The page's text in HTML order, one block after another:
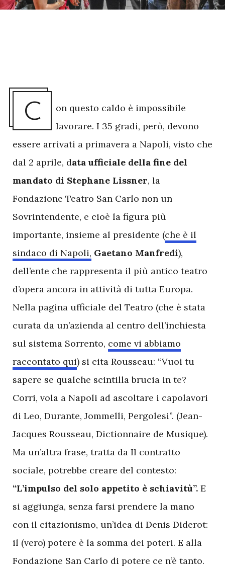
C
on questo caldo è impossibile
lavorare. I 35 gradi, però, devono
essere arrivati a primavera a Napoli, visto che
dal 2 aprile, data ufficiale della fine del
mandato di Stephane Lissner, la
Fondazione Teatro San Carlo non un
Sovrintendente, e cioè la figura più
importante, insieme al presidente (che è il
sindaco di Napoli, Gaetano Manfredi),
dell’ente che rappresenta il più antico teatro
d’opera ancora in attività di tutta Europa.
Nella pagina ufficiale del Teatro (che è stata
curata da un’azienda al centro dell’inchiesta
sul sistema Sorrento, come vi abbiamo
raccontato qui) si cita Rousseau: “Vuoi tu
sapere se qualche scintilla brucia in te?
Corri, vola a Napoli ad ascoltare i capolavori
di Leo, Durante, Jommelli, Pergolesi”. (Jean-
Jacques Rousseau, Dictionnaire de Musique).
Ma un’altra frase, tratta da Il contratto
sociale, potrebbe creare del contesto:
“L’impulso del solo appetito è schiavitù”. E
si aggiunga, senza farsi prendere la mano
con il citazionismo, un’idea di Denis Diderot:
il (vero) potere è la somma dei poteri. E alla
Fondazione San Carlo di potere ce n’è tanto.